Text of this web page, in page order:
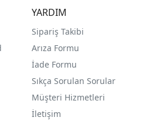
YARDIM
Sipariş Takibi
Arıza Formu
İade Formu
Sıkça Sorulan Sorular
Müşteri Hizmetleri
İletişim